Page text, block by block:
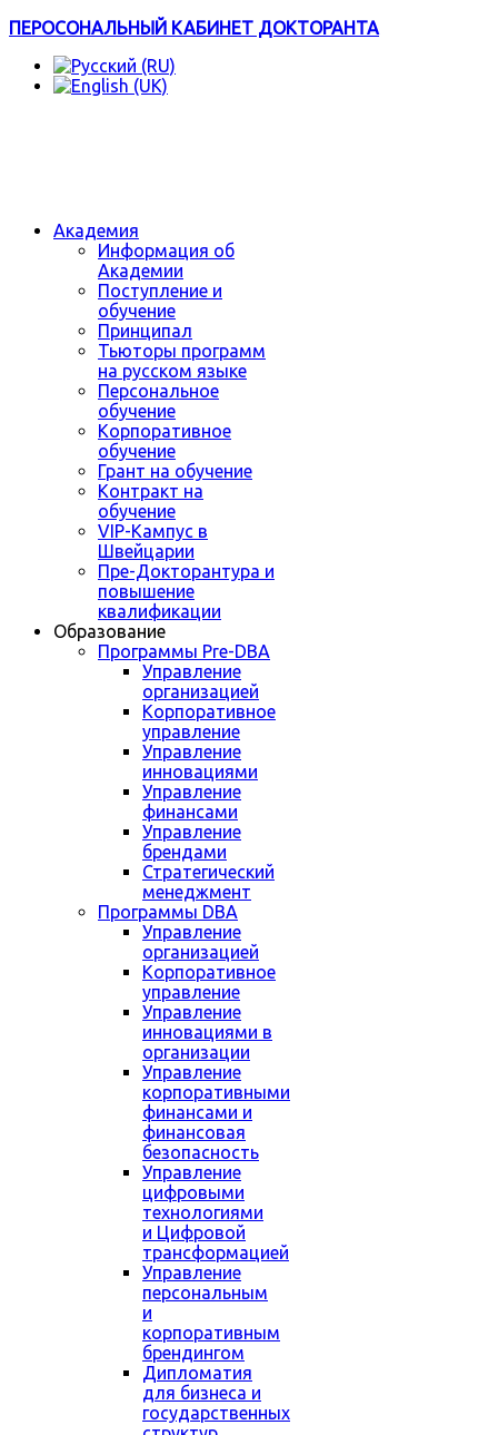
ПЕРОСОНАЛЬНЫЙ КАБИНЕТ ДОКТОРАНТА
Академия
Информация об
Академии
Поступление и
обучение
Принципал
Тьюторы программ
на русском языке
Персональное
обучение
Корпоративное
обучение
Грант на обучение
Контракт на
обучение
VIP-Кампус в
Швейцарии
Пре-Докторантура и
повышение
квалификации
Образование
Программы Pre-DBA
Управление
организацией
Корпоративное
управление
Управление
инновациями
Управление
финансами
Управление
брендами
Стратегический
менеджмент
Программы DBA
Управление
организацией
Корпоративное
управление
Управление
инновациями в
организации
Управление
корпоративными
финансами и
финансовая
безопасность
Управление
цифровыми
технологиями
и Цифровой
трансформацией
Управление
персональным
и
корпоративным
брендингом
Дипломатия
для бизнеса и
государственных